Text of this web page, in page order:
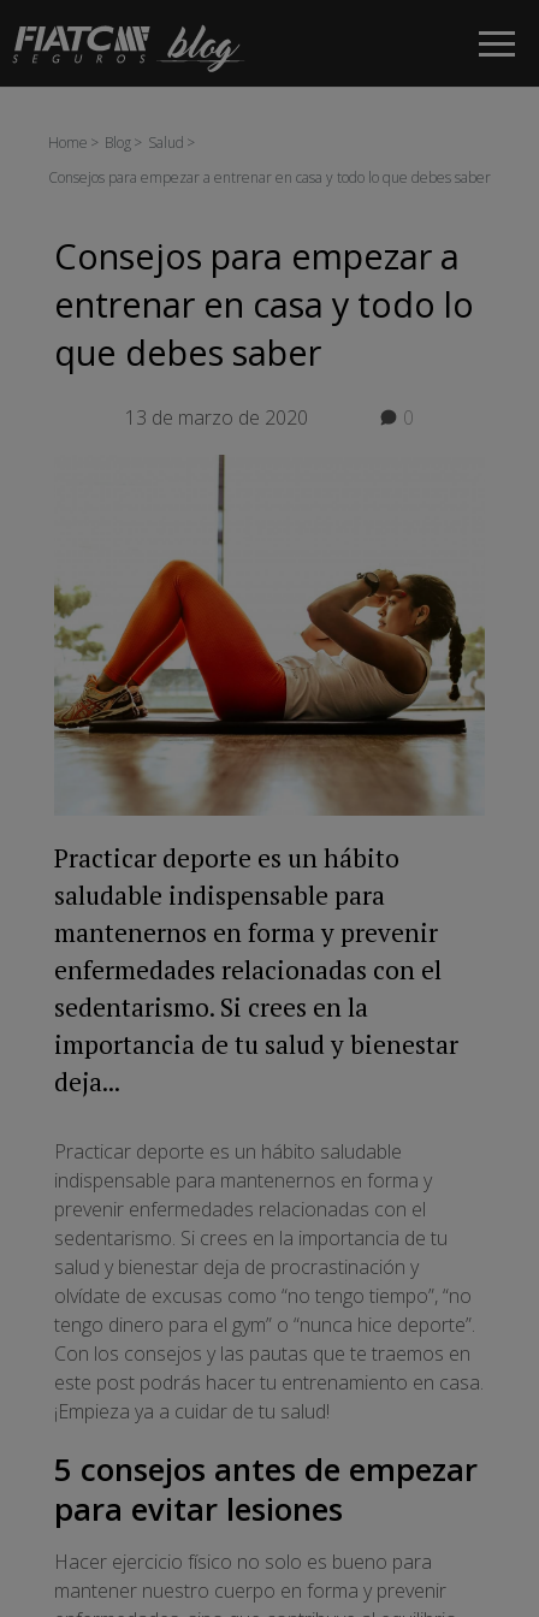
Saltar al contenido principal
Home Blog
Salud
Consejos para empezar a entrenar en casa y todo lo que debes saber
Consejos para empezar a
entrenar en casa y todo lo
que debes saber
13 de marzo de 2020 0
Practicar deporte es un hábito
saludable indispensable para
mantenernos en forma y prevenir
enfermedades relacionadas con el
sedentarismo. Si crees en la
importancia de tu salud y bienestar
deja...
Practicar deporte es un hábito saludable
indispensable para mantenernos en forma y
prevenir enfermedades relacionadas con el
sedentarismo. Si crees en la importancia de tu
salud y bienestar deja de procrastinación y
olvídate de excusas como “no tengo tiempo”, “no
tengo dinero para el gym” o “nunca hice deporte”.
Con los consejos y las pautas que te traemos en
este post podrás hacer tu entrenamiento en casa.
¡Empieza ya a cuidar de tu salud!
5 consejos antes de empezar
para evitar lesiones
Hacer ejercicio físico no solo es bueno para
mantener nuestro cuerpo en forma y prevenir